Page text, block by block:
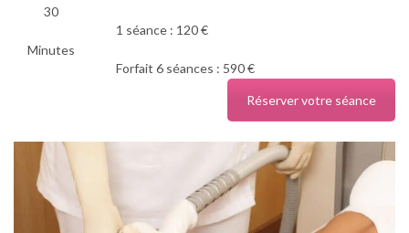
30
Minutes
1 séance : 120 €
Forfait 6 séances : 590 €
Réserver votre séance